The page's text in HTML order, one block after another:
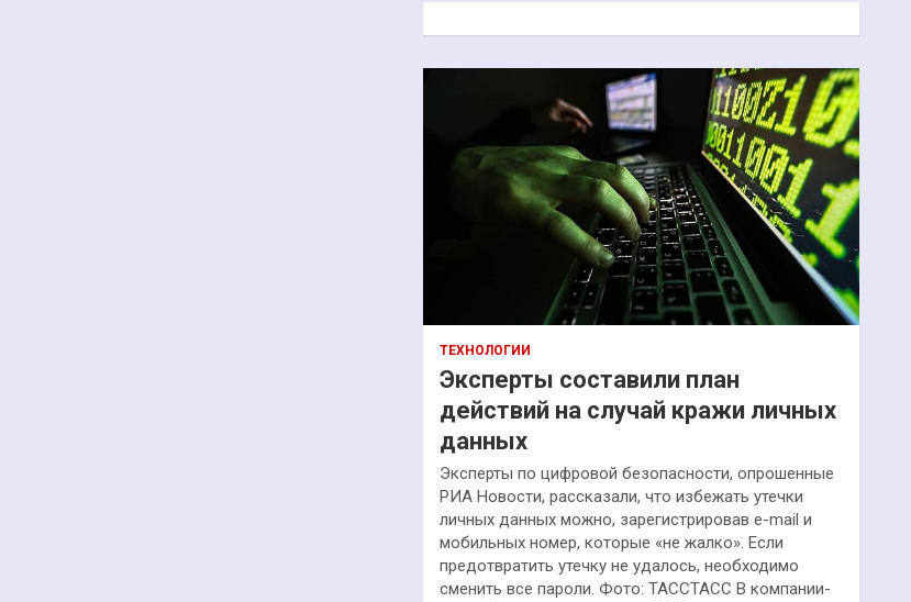
к
ТЕХНОЛОГИИ
Эксперты составили план
действий на случай кражи личных
данных
Эксперты по цифровой безопасности, опрошенные
РИА Новости, рассказали, что избежать утечки
личных данных можно, зарегистрировав e-mail и
мобильных номер, которые «не жалко». Если
предотвратить утечку не удалось, необходимо
сменить все пароли. Фото: ТАССТАСС В компании-